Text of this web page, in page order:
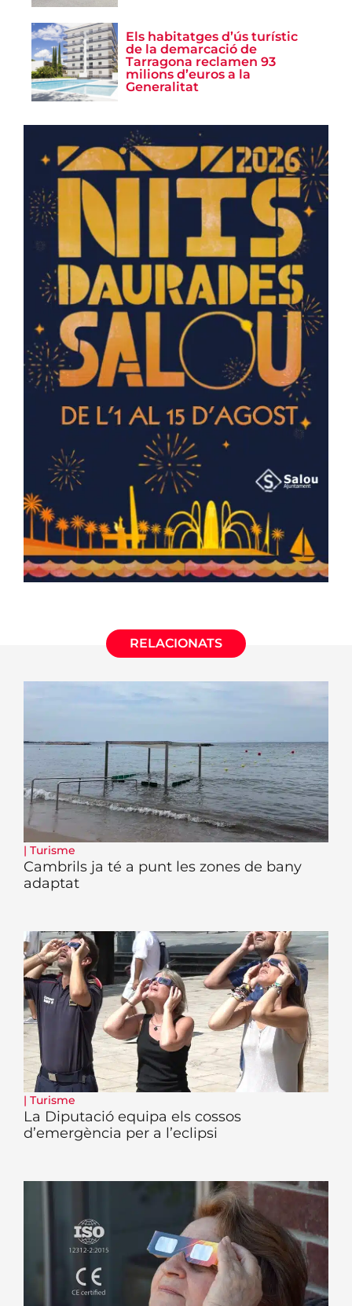
Els habitatges d’ús turístic
de la demarcació de
Tarragona reclamen 93
milions d’euros a la
Generalitat
RELACIONATS
| Turisme
Cambrils ja té a punt les zones de bany
adaptat
| Turisme
La Diputació equipa els cossos
d’emergència per a l’eclipsi